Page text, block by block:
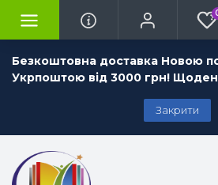
Безкоштовна доставка Новою
Укрпоштою від 3000 грн!
Закрити